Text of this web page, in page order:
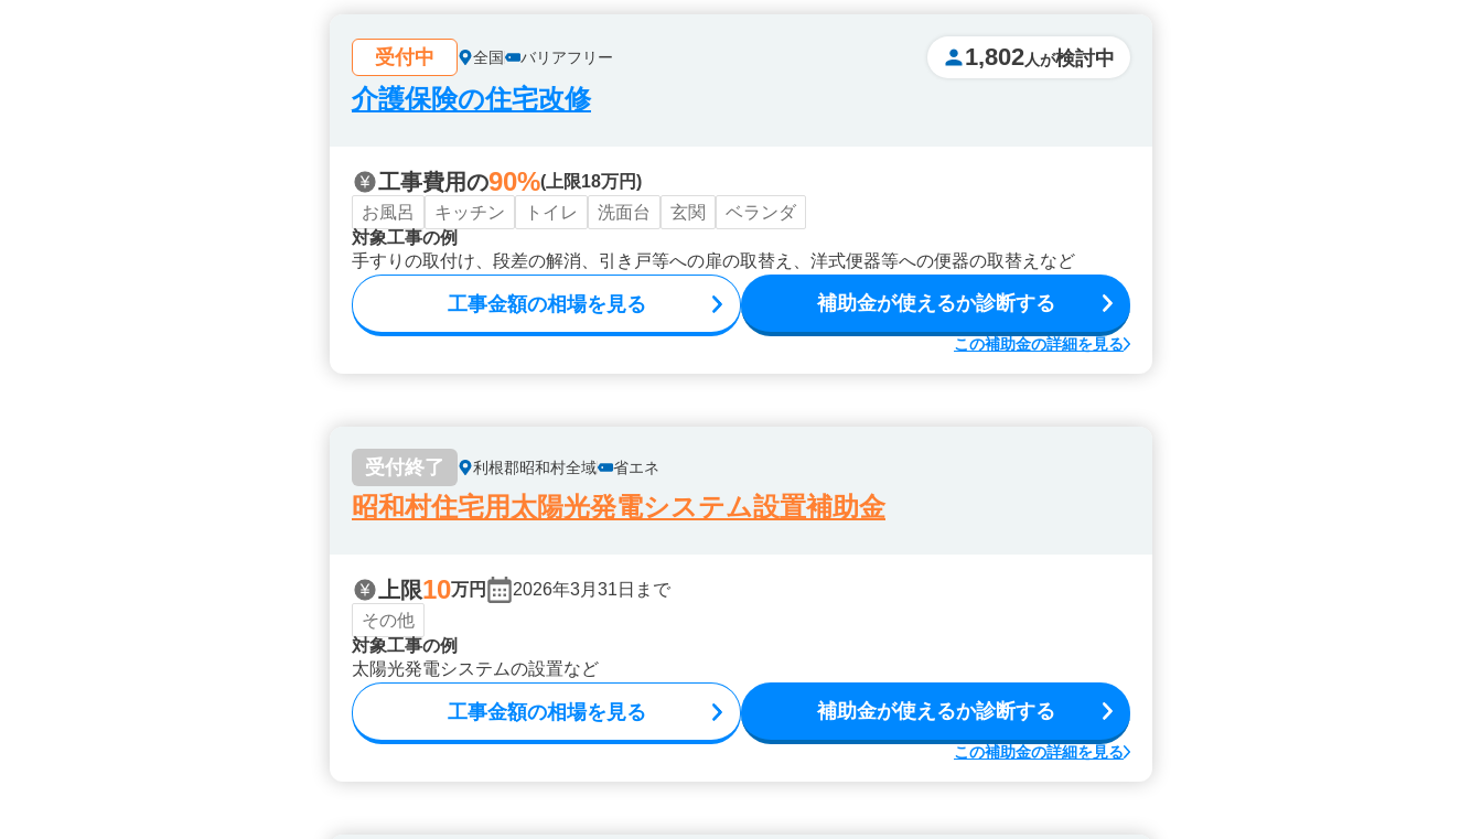
受付中 全国 バリアフリー 1,802人が検討中
介護保険の住宅改修
工事費用の90%(上限18万円)
お風呂
キッチン トイレ 洗面台 玄関
ベランダ
対象工事の例
手すりの取付け、段差の解消、引き戸等への扉の取替え、洋式便器等への便器の取替えなど
工事金額の相場を見る 補助金が使えるか診断する
この補助金の詳細を見る
受付終了 利根郡昭和村全域 省エネ
昭和村住宅用太陽光発電システム設置補助金
上限10万円
2026年3月31日まで
その他
対象工事の例
太陽光発電システムの設置など
工事金額の相場を見る 補助金が使えるか診断する
この補助金の詳細を見る